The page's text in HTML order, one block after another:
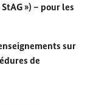
») – pour les
sur
de